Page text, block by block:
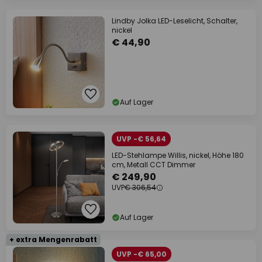
Lindby Jolka LED-Leselicht, Schalter,
nickel
€ 44,90
Auf Lager
UVP -€ 56,64
LED-Stehlampe Willis, nickel, Höhe 180
cm, Metall CCT Dimmer
€ 249,90
UVP€ 306,54
Auf Lager
+ extra Mengenrabatt
UVP -€ 65,00